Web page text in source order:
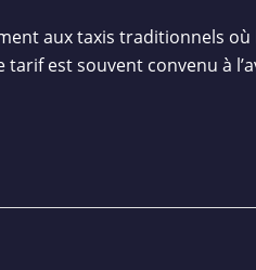
aux taxis traditionnels où
est souvent convenu à